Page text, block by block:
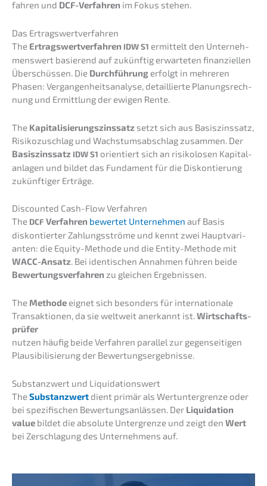
fah­ren und DCF-Verfah­ren im Fokus stehen.
Das Ertrags­wert­ver­fah­ren
The Ertrags­wert­ver­fah­ren IDWS1 ermit­telt den Unter­neh­
mens­wert basie­rend auf zukünf­tig erwar­te­ten finan­zi­el­len
Überschüs­sen. Die Durch­füh­rung erfolgt in mehre­ren
Phasen: Vergan­gen­heits­ana­ly­se, detail­lier­te Planungs­rech­
nung und Ermitt­lung der ewigen Rente.
The Kapita­li­sie­rungs­zins­satzsetzt sich aus Basis­zins­satz,
Risiko­zu­schlag und Wachs­tums­ab­schlag zusam­men. Der
Basis­zins­satz IDWS1 orien­tiert sich an risiko­lo­sen Kapital­
an­la­gen und bildet das Funda­ment für die Diskon­tie­rung
zukünf­ti­ger Erträge.
Discoun­ted Cash-Flow Verfahren
The DCF Verfah­ren bewer­tet Unter­neh­men auf Basis
diskon­tier­ter Zahlungs­strö­me und kennt zwei Haupt­va­ri­
an­ten: die Equity-Metho­de und die Entity-Metho­de mit
WACC-Ansatz. Bei identi­schen Annah­men führen beide
Bewer­tungs­ver­fah­ren zu gleichen Ergebnissen.
The Metho­de eignet sich beson­ders für inter­na­tio­na­le
Trans­ak­tio­nen, da sie weltweit anerkannt ist.Wirtschafts­
prü­fer
nutzen häufig beide Verfah­ren paral­lel zur gegen­sei­ti­gen
Plausi­bi­li­sie­rung der Bewertungsergebnisse.
Substanz­wert und Liquidationswert
TheSubstanz­wert dient primär als Wertun­ter­gren­ze oder
bei spezi­fi­schen Bewer­tungs­an­läs­sen. Der Liqui­da­ti­on
value bildet die absolu­te Unter­gren­ze und zeigt den Wert
bei Zerschla­gung des Unter­neh­mens auf.